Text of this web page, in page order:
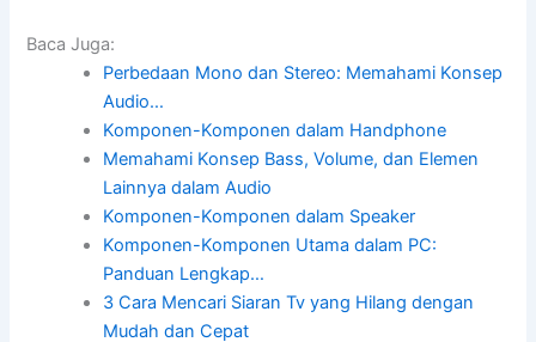
Baca Juga:
Perbedaan Mono dan Stereo: Memahami Konsep
Audio…
Komponen-Komponen dalam Handphone
Memahami Konsep Bass, Volume, dan Elemen
Lainnya dalam Audio
Komponen-Komponen dalam Speaker
Komponen-Komponen Utama dalam PC:
Panduan Lengkap…
3 Cara Mencari Siaran Tv yang Hilang dengan
Mudah dan Cepat